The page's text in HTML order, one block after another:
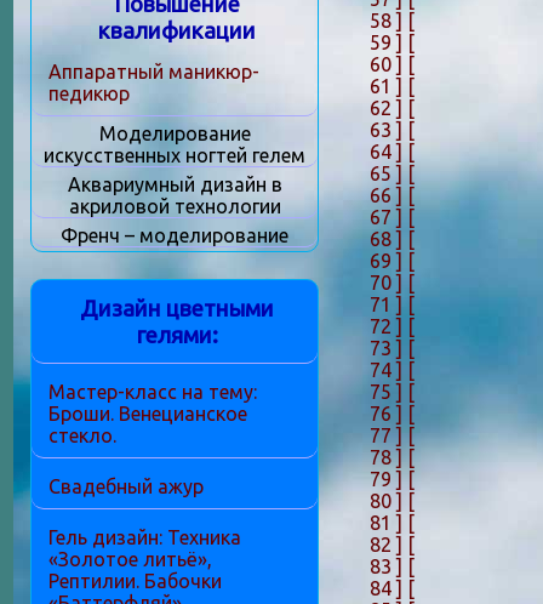
58 ] [
59 ] [
60 ] [
61 ] [
62 ] [
63 ] [
64 ] [
65 ][
66 ] [
67 ] [
68 ] [
69 ] [
70 ] [
71 ] [
72 ] [
73 ] [
74 ] [
75 ] [
76 ] [
77 ][
78 ] [
79 ] [
80 ] [
81 ] [
82 ] [
83 ] [
84 ] [
квалификации
Аппаратный маникюр-
педикюр
Моделирование
искусственных ногтей гелем
Аквариумный дизайн в
акриловой технологии
Френч – моделирование
Дизайн цветными
гелями:
Мастер-класс на тему:
Броши. Венецианское
стекло.
Свадебный ажур
Гель дизайн: Техника
«Золотое литьё»,
Рептилии. Бабочки